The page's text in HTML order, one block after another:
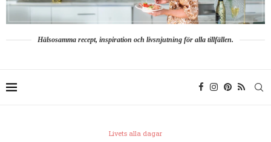
Hälsosamma recept, inspiration och livsnjutning för alla tillfällen.
Livets alla dagar